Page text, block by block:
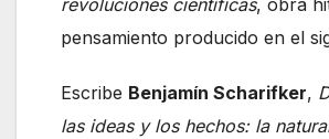
revoluciones científicas, obra
pensamiento producido en el
Escribe Benjamín Scharifker,
las ideas y los hechos: la